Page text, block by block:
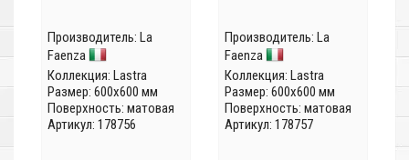
Производитель: La
Faenza
Коллекция: Lastra
Размер: 600x600 мм
Поверхность: матовая
Артикул: 178756
Производитель: La
Faenza
Коллекция: Lastra
Размер: 600x600 мм
Поверхность: матовая
Артикул: 178757